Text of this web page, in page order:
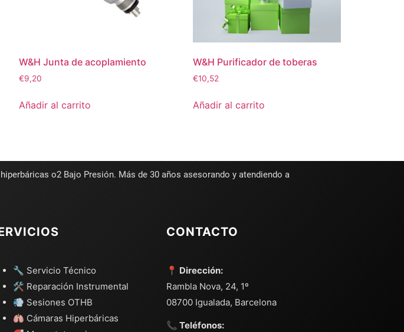
W&H Junta de acoplamiento
€9,20
Añadir al carrito
W&H Purificador de toberas
€10,52
Añadir al carrito
o2 Bajo Presión. Más de 30 años asesorando y atendiendo a
🔧 Servicio Técnico
🛠️ Reparación Instrumental
💨 Sesiones OTHB
🫁 Cámaras Hiperbáricas
CONTACTO
📍 Dirección:
Rambla Nova, 24, 1º
08700 Igualada, Barcelona
📞 Teléfonos: